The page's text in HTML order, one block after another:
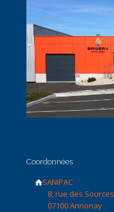
Coordonnées
SANIPAC
8, rue des Sources
07100 Annonay